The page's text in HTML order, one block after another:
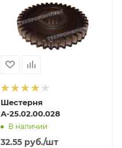
Шестерня
А-25.02.00.028
В наличии
32.55руб./шт